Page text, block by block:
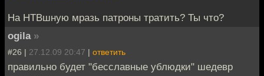
На НТВшную мразь патроны тратить? Ты что?
ogila »
#26 | 27.12.09 20:47 | ответить
правильно будет "бесславные ублюдки" шедевр